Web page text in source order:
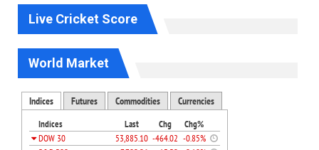
Live Cricket Score
World Market